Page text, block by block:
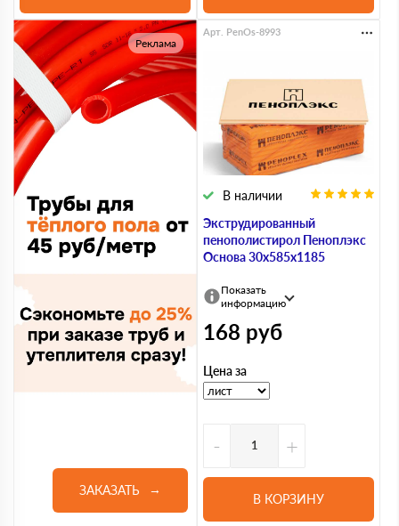
Реклама
ЗАКАЗАТЬ
Экструдированный
пенополистирол Пеноплэкс
Основа 30х585х1185
В наличии
Арт. PenOs-8993
Показать
информацию
168 руб
Цена за
- +
В КОРЗИНУ